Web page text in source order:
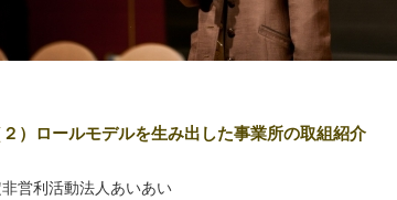
）ロールモデルを生み出した事業所の取組紹介
営利活動法人あいあい